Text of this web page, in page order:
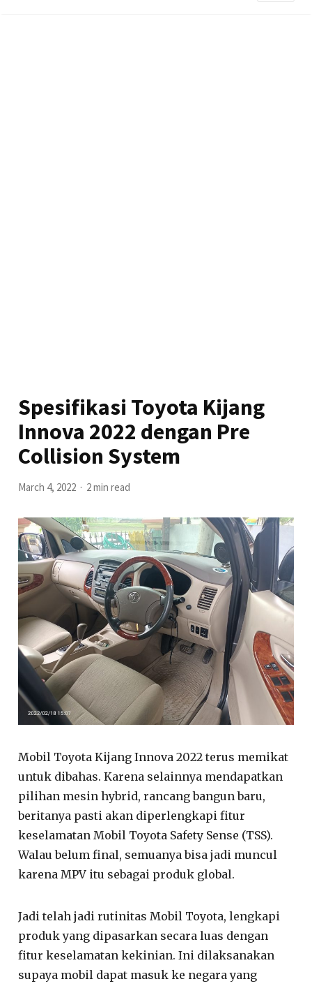
Spesifikasi Toyota Kijang
Innova 2022 dengan Pre
Collision System
March 4, 2022 2 min read
Mobil Toyota Kijang Innova 2022 terus memikat
untuk dibahas. Karena selainnya mendapatkan
pilihan mesin hybrid, rancang bangun baru,
beritanya pasti akan diperlengkapi fitur
keselamatan Mobil Toyota Safety Sense (TSS).
Walau belum final, semuanya bisa jadi muncul
karena MPV itu sebagai produk global.
Jadi telah jadi rutinitas Mobil Toyota, lengkapi
produk yang dipasarkan secara luas dengan
fitur keselamatan kekinian. Ini dilaksanakan
supaya mobil dapat masuk ke negara yang